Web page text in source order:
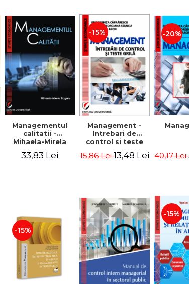
Managementul
calitatii -
Mihaela-Mirela
33,83 Lei
-15%
Management -
Intrebari de
control si teste
15,86 Lei13,48 Lei
-20%
40,17 Lei
-15%
-15%